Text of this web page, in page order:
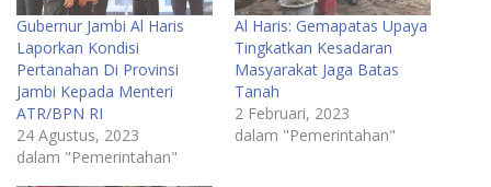
Gubernur Jambi Al Haris
Laporkan Kondisi
Pertanahan Di Provinsi
Jambi Kepada Menteri
ATR/BPN RI
24 Agustus, 2023
dalam "Pemerintahan"
Al Haris: Gemapatas Upaya
Tingkatkan Kesadaran
Masyarakat Jaga Batas
Tanah
2 Februari, 2023
dalam "Pemerintahan"